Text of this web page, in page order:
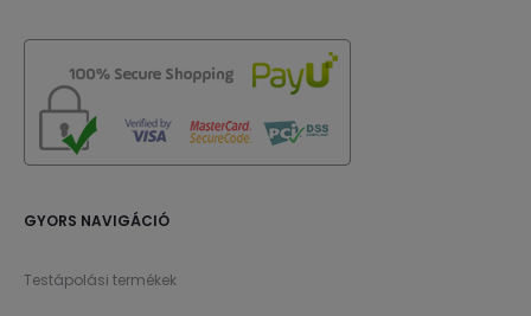
GYORS NAVIGÁCIÓ
Testápolási termékek